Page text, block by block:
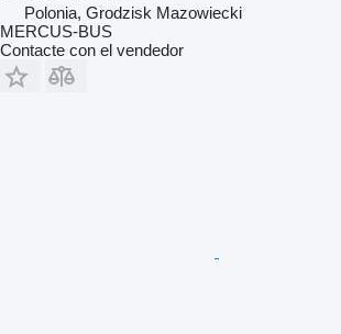
Polonia, Grodzisk Mazowiecki
MERCUS-BUS
Contacte con el vendedor